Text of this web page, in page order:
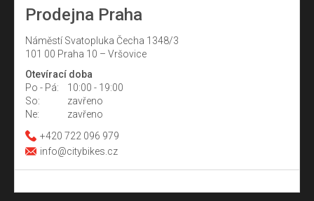
Prodejna Praha
Náměstí Svatopluka Čecha 1348/3
101 00 Praha 10 – Vršovice
Otevírací doba
Po - Pá:
10:00 - 19:00
So:
zavřeno
Ne:
zavřeno
+420 722 096 979
info@citybikes.cz